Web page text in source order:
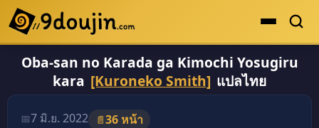
ดูเยอะสุด
คะแนนเยอะสุด
Oba-san no Karada ga Kimochi Yosugiru
kara [Kuroneko Smith] แปลไทย
📅7 มิ.ย. 2022 📄36 หน้า